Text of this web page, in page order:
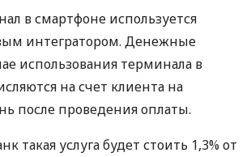
в смартфоне используется
интегратором. Денежные
использования терминала в
на счет клиента на
после проведения оплаты.
такая услуга будет стоить 1,3% от